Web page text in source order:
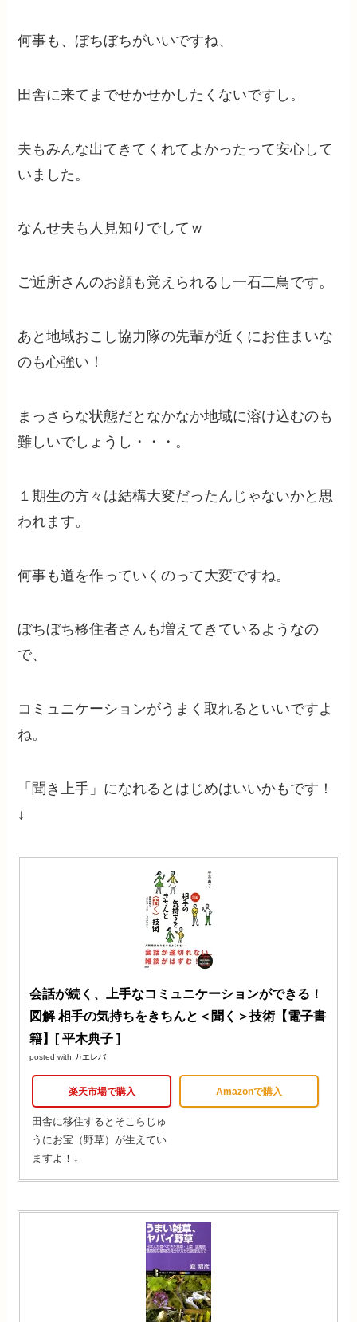
何事も、ぼちぼちがいいですね、
田舎に来てまでせかせかしたくないですし。
夫もみんな出てきてくれてよかったって安心して
いました。
なんせ夫も人見知りでしてｗ
ご近所さんのお顔も覚えられるし一石二鳥です。
あと地域おこし協力隊の先輩が近くにお住まいな
のも心強い！
まっさらな状態だとなかなか地域に溶け込むのも
難しいでしょうし・・・。
１期生の方々は結構大変だったんじゃないかと思
われます。
何事も道を作っていくのって大変ですね。
ぼちぼち移住者さんも増えてきているようなの
で、
コミュニケーションがうまく取れるといいですよ
ね。
「聞き上手」になれるとはじめはいいかもです！
↓
会話が続く、上手なコミュニケーションができる！
図解 相手の気持ちをきちんと＜聞く＞技術【電子書
籍】[ 平木典子 ]
posted with カエレバ
楽天市場で購入 Amazonで購入
田舎に移住するとそこらじゅ
うにお宝（野草）が生えてい
ますよ！↓